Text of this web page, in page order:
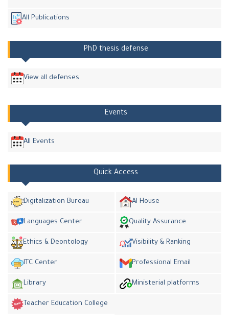
All Publications
PhD thesis defense
View all defenses
Events
All Events
Quick Access
Digitalization Bureau AI House
Languages Center Quality Assurance
Ethics & Deontology Visibility & Ranking
ITC Center Professional Email
Library Ministerial platforms
Teacher Education College